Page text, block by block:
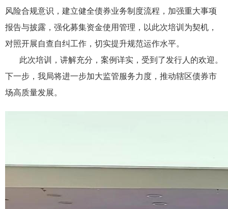
风险合规意识，建立健全债券业务制度流程，加强重大事项
报告与披露，强化募集资金使用管理，以此次培训为契机，
对照开展自查自纠工作，切实提升规范运作水平。
此次培训，讲解充分，案例详实，受到了发行人的欢迎。
下一步，我局将进一步加大监管服务力度，推动辖区债券市
场高质量发展。